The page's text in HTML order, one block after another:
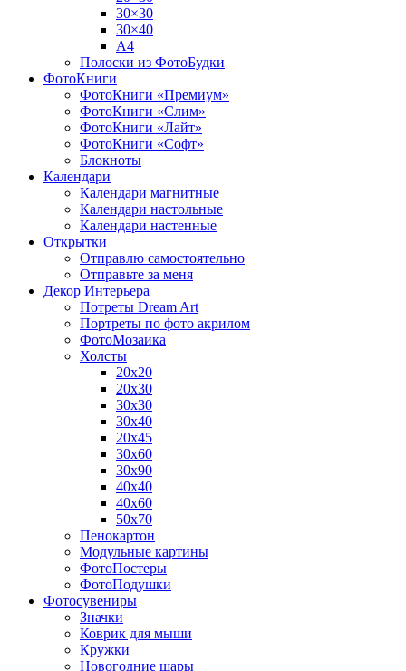
30×30
30×40
A4
Полоски из ФотоБудки
ФотоКниги
ФотоКниги «Премиум»
ФотоКниги «Слим»
ФотоКниги «Лайт»
ФотоКниги «Софт»
Блокноты
Календари
Календари магнитные
Календари настольные
Календари настенные
Открытки
Отправлю самостоятельно
Отправьте за меня
Декор Интерьера
Потреты Dream Art
Портреты по фото акрилом
ФотоМозаика
Холсты
20х20
20х30
30х30
30х40
20х45
30х60
30х90
40х40
40х60
50х70
Пенокартон
Модульные картины
ФотоПостеры
ФотоПодушки
Фотоcувениры
Значки
Коврик для мыши
Кружки
Новогодние шары